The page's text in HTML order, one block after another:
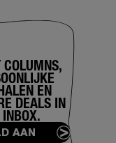
COLUMNS,
EN
DEALS IN
AAN